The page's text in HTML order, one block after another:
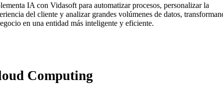
IA con Vidasoft para automatizar procesos, personalizar la
del cliente y analizar grandes volúmenes de datos,
en una entidad más inteligente y eficiente.
Computing